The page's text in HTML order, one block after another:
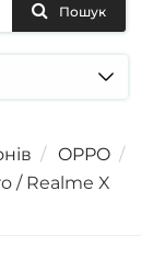
Пошук
OPPO
/ Realme X